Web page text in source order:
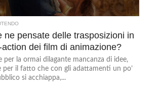
ne pensate delle trasposizioni in
action dei film di animazione?
per la ormai dilagante mancanza di idee,
per il fatto che con gli adattamenti un po’
si acchiappa,...